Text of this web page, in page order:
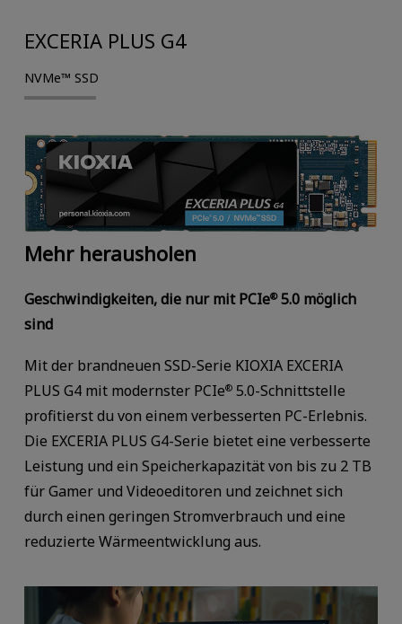
EXCERIA PLUS G4
NVMe™ SSD
Mehr herausholen
Geschwindigkeiten, die nur mit PCIe®5.0 möglich
sind
Mit der brandneuen SSD-Serie KIOXIA EXCERIA
PLUS G4 mit modernster PCIe®5.0-Schnittstelle
profitierst du von einem verbesserten PC-Erlebnis.
Die EXCERIA PLUS G4-Serie bietet eine verbesserte
Leistung und ein Speicherkapazität von bis zu 2 TB
für Gamer und Videoeditoren und zeichnet sich
durch einen geringen Stromverbrauch und eine
reduzierte Wärmeentwicklung aus.